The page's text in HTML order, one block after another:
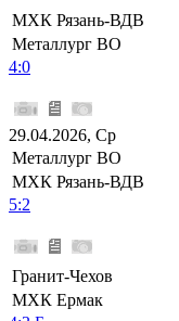
МХК Рязань-ВДВ
Металлург ВО
4:0
29.04.2026, Ср
Металлург ВО
МХК Рязань-ВДВ
5:2
Гранит-Чехов
МХК Ермак